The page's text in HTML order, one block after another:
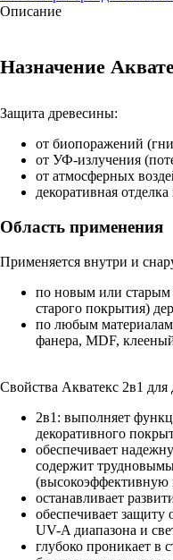
Описание
Назначение
Защита древесины:
от биопоражений
от УФ-излучения
от атмосферных
декоративная
Область применения
Применяется внутри и
по новым или
старого покрытия)
по любым
фанера, MDF,
Свойства Акватекс 2в1 для
2в1: выполняет
декоративного
обеспечивает
содержит
останавливает
обеспечивает
UV-A диапазона и
глубоко проникает в